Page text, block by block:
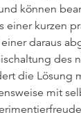
können
kurzen
daraus
des
die Lösung
mit